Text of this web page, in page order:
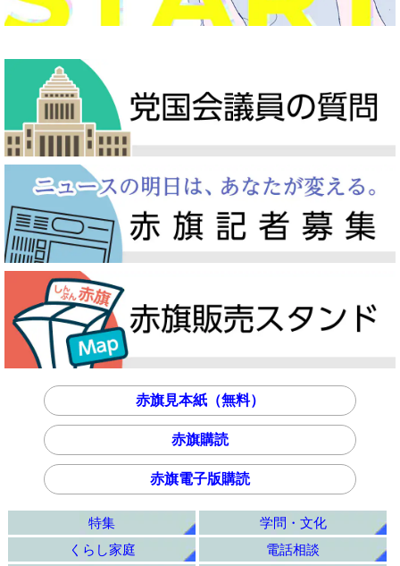
赤旗見本紙（無料）
赤旗購読
赤旗電子版購読
特集
学問・文化
くらし家庭
電話相談